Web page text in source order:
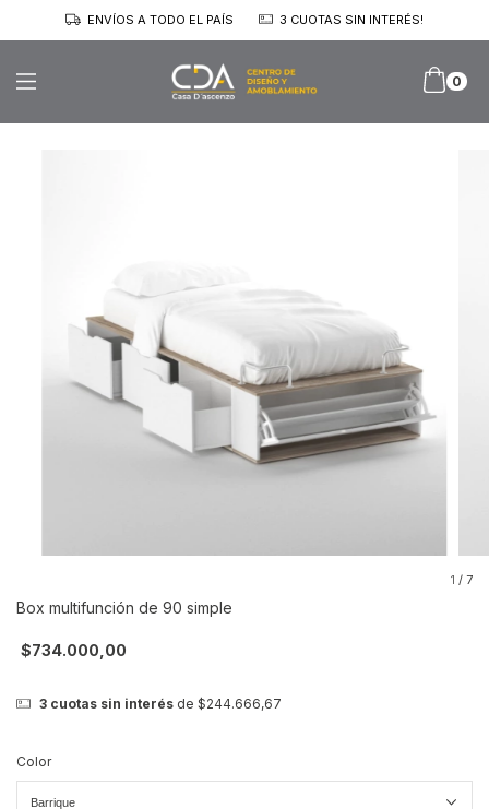
ENVÍOS A TODO EL PAÍS 3 CUOTAS SIN INTERÉS!
0
1 / 7
Box multifunción de 90 simple
$734.000,00
3cuotas sin interésde $244.666,67
Color